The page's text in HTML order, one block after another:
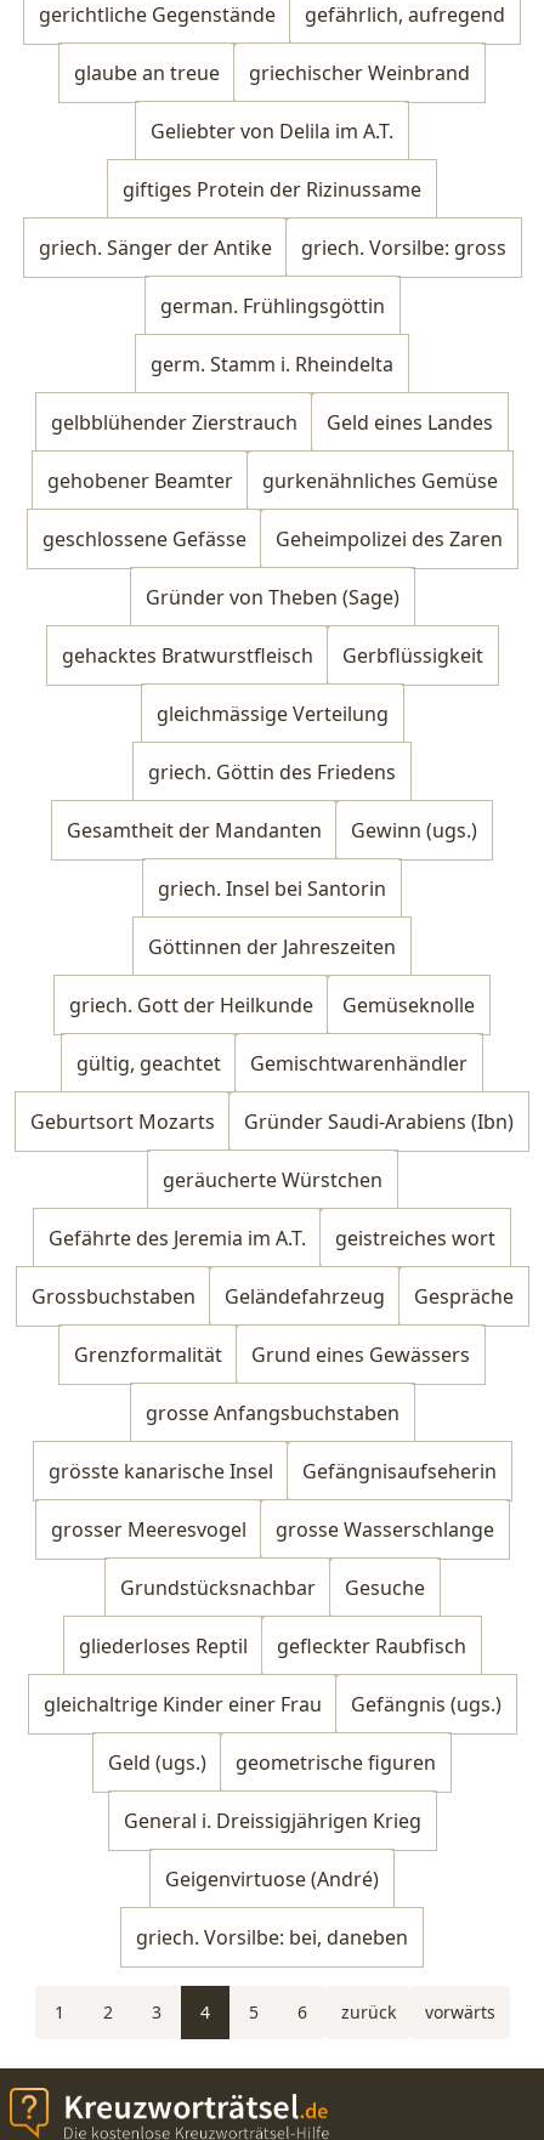
gerichtliche Gegenstände gefährlich, aufregend
glaube an treue griechischer Weinbrand
Geliebter von Delila im A.T.
giftiges Protein der Rizinussame
griech. Sänger der Antike griech. Vorsilbe: gross
german. Frühlingsgöttin
germ. Stamm i. Rheindelta
gelbblühender Zierstrauch Geld eines Landes
gehobener Beamter gurkenähnliches Gemüse
geschlossene Gefässe Geheimpolizei des Zaren
Gründer von Theben (Sage)
gehacktes Bratwurstfleisch Gerbflüssigkeit
gleichmässige Verteilung
griech. Göttin des Friedens
Gesamtheit der Mandanten Gewinn (ugs.)
griech. Insel bei Santorin
Göttinnen der Jahreszeiten
griech. Gott der Heilkunde Gemüseknolle
gültig, geachtet Gemischtwarenhändler
Geburtsort Mozarts Gründer Saudi-Arabiens (Ibn)
geräucherte Würstchen
Gefährte des Jeremia im A.T. geistreiches wort
Grossbuchstaben Geländefahrzeug Gespräche
Grenzformalität Grund eines Gewässers
grosse Anfangsbuchstaben
grösste kanarische Insel Gefängnisaufseherin
grosser Meeresvogel grosse Wasserschlange
Grundstücksnachbar Gesuche
gliederloses Reptil gefleckter Raubfisch
gleichaltrige Kinder einer Frau Gefängnis (ugs.)
Geld (ugs.) geometrische figuren
General i. Dreissigjährigen Krieg
Geigenvirtuose (André)
griech. Vorsilbe: bei, daneben
1 2 3 4 5 6 zurück vorwärts